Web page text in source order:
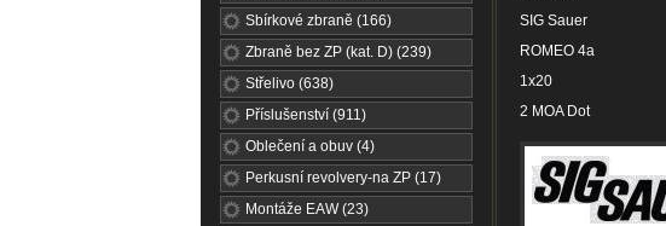
Sbírkové zbraně (166)
Zbraně bez ZP (kat. D) (239)
Střelivo (638)
Příslušenství (911)
Oblečení a obuv (4)
Perkusní revolvery-na ZP (17)
Montáže EAW (23)
SIG Sauer
ROMEO 4a
1x20
2 MOA Dot